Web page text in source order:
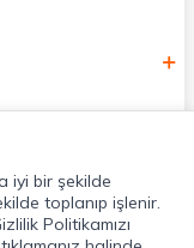
iyi bir şekilde
toplanıp işlenir.
Politikamızı